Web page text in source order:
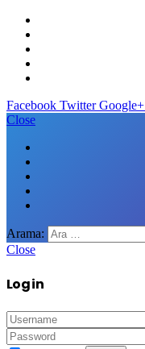
Facebook Twitter Google+
Close
Arama:
Close
Log in